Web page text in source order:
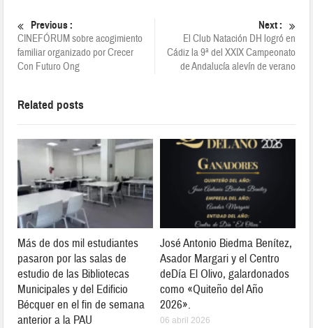
Centro Cultural Biblioteca
de Montequinto
[/vc_column_text]…
Previous :
CINEFÓRUM sobre acogimiento
familiar organizado por Crecer
Con Futuro Ong
Next :
El Club Natación DH logró en
Cádiz la 9ª del XXIX Campeonato
de Andalucía alevín de verano
Related posts
Más de dos mil estudiantes
pasaron por las salas de
estudio de las Bibliotecas
Municipales y del Edificio
Bécquer en el fin de semana
anterior a la PAU
José Antonio Biedma Benítez,
Asador Margari y el Centro
deDía El Olivo, galardonados
como «Quiteño del Año
2026».
06 abril 2026